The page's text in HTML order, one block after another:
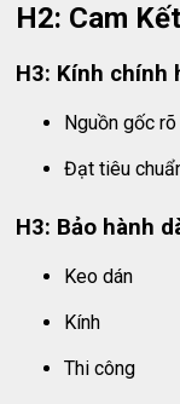
H2: Cam
H3: Kính chính
Nguồn gốc rõ
Đạt tiêu
H3: Bảo hành
Keo dán
Kính
Thi công